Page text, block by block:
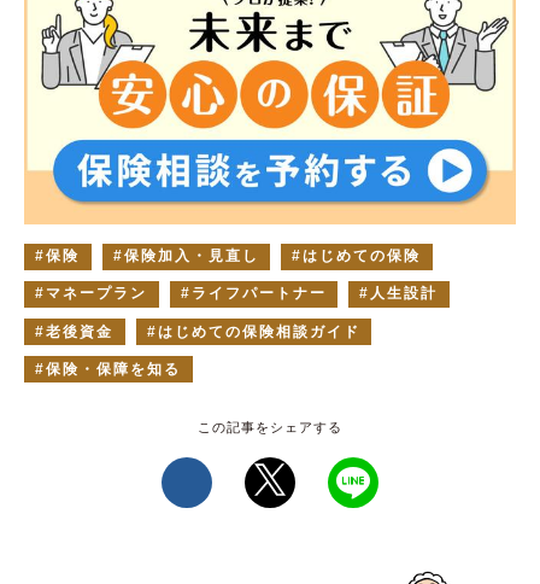
保険 保険加入・見直し はじめての保険
マネープラン ライフパートナー 人生設計
老後資金 はじめての保険相談ガイド
保険・保障を知る